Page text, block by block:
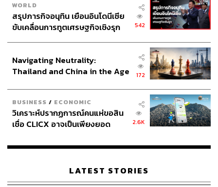
WORLD
สรุปภารกิจอนุทิน เยือนอินโดนีเซีย
ขับเคลื่อนการทูตเศรษฐกิจเชิงรุก
542
Navigating Neutrality:
Thailand and China in the Age
172
BUSINESS / ECONOMIC
วิเคราะห์ปรากฏการณ์คนแห่ขอสิน
เชื่อ CLICX อาจเป็นเพียงยอด
เรือนไทยที่ถูกซุกไว้
2.6K
LATEST STORIES